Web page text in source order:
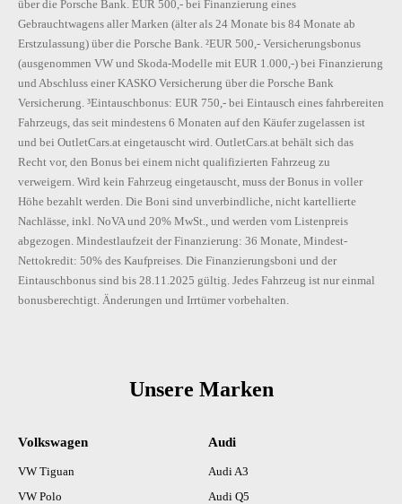
über die Porsche Bank. EUR 500,- bei Finanzierung eines
Gebrauchtwagens aller Marken (älter als 24 Monate bis 84 Monate ab
Erstzulassung) über die Porsche Bank. ²EUR 500,- Versicherungsbonus
(ausgenommen VW und Skoda-Modelle mit EUR 1.000,-) bei Finanzierung
und Abschluss einer KASKO Versicherung über die Porsche Bank
Versicherung. ³Eintauschbonus: EUR 750,- bei Eintausch eines fahrbereiten
Fahrzeugs, das seit mindestens 6 Monaten auf den Käufer zugelassen ist
und bei OutletCars.at eingetauscht wird. OutletCars.at behält sich das
Recht vor, den Bonus bei einem nicht qualifizierten Fahrzeug zu
verweigern. Wird kein Fahrzeug eingetauscht, muss der Bonus in voller
Höhe bezahlt werden. Die Boni sind unverbindliche, nicht kartellierte
Nachlässe, inkl. NoVA und 20% MwSt., und werden vom Listenpreis
abgezogen. Mindestlaufzeit der Finanzierung: 36 Monate, Mindest-
Nettokredit: 50% des Kaufpreises. Die Finanzierungsboni und der
Eintauschbonus sind bis 28.11.2025 gültig. Jedes Fahrzeug ist nur einmal
bonusberechtigt. Änderungen und Irrtümer vorbehalten.
Unsere Marken
Volkswagen
VW Tiguan
VW Polo
Audi
Audi A3
Audi Q5